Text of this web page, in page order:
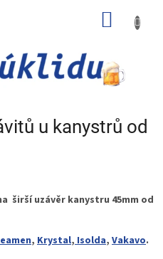
u kanystrů od
širší uzávěr kanystru 45mm od
, Krystal, Isolda, Vakavo.